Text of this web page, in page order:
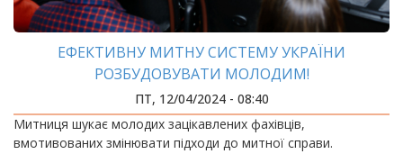
ЕФЕКТИВНУ МИТНУ СИСТЕМУ УКРАЇНИ
РОЗБУДОВУВАТИ МОЛОДИМ!
ПТ, 12/04/2024 - 08:40
Митниця шукає молодих зацікавлених фахівців,
вмотивованих змінювати підходи до митної справи.